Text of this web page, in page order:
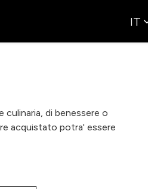
IT
culinaria, di benessere o
acquistato potra' essere